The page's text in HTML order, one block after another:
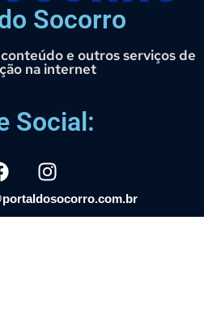
Socorro
e outros serviços de
na internet
Social: